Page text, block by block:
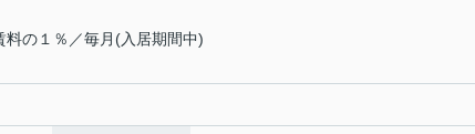
料の１％／毎月(入居期間中)